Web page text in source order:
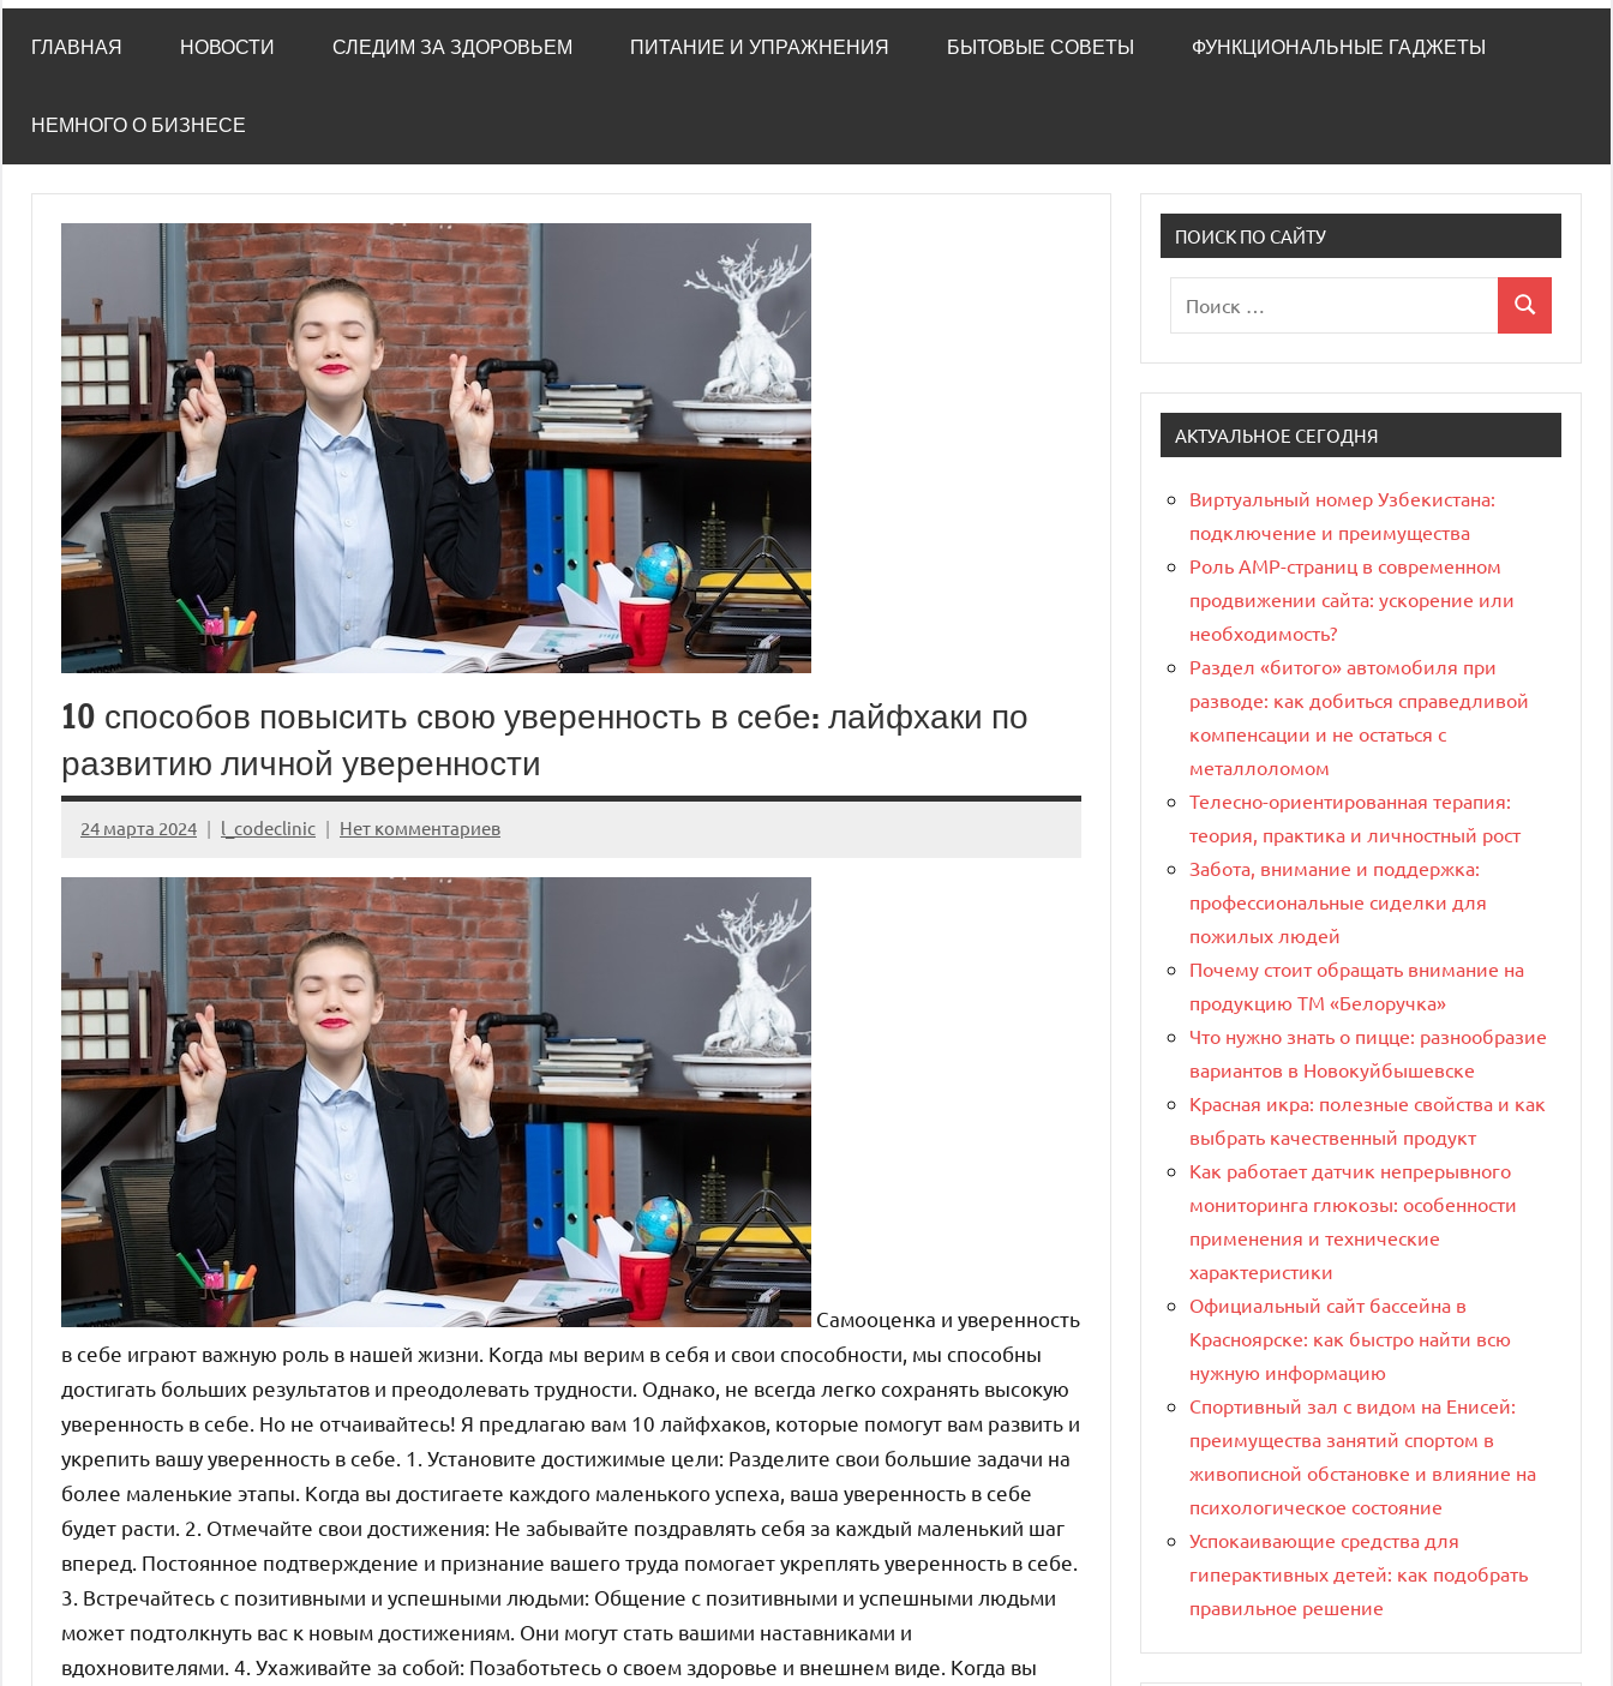
ГЛАВНАЯ НОВОСТИ СЛЕДИМ ЗА ЗДОРОВЬЕМ ПИТАНИЕ И УПРАЖНЕНИЯ БЫТОВЫЕ СОВЕТЫ ФУНКЦИОНАЛЬНЫЕ ГАДЖЕТЫ
НЕМНОГО О БИЗНЕСЕ
10 способов повысить свою уверенность в себе: лайфхаки по
развитию личной уверенности
24 марта 2024 l_codeclinic Нет комментариев
Самооценка и уверенность
в себе играют важную роль в нашей жизни. Когда мы верим в себя и свои способности, мы способны
достигать больших результатов и преодолевать трудности. Однако, не всегда легко сохранять высокую
уверенность в себе. Но не отчаивайтесь! Я предлагаю вам 10 лайфхаков, которые помогут вам развить и
укрепить вашу уверенность в себе. 1. Установите достижимые цели: Разделите свои большие задачи на
более маленькие этапы. Когда вы достигаете каждого маленького успеха, ваша уверенность в себе
будет расти. 2. Отмечайте свои достижения: Не забывайте поздравлять себя за каждый маленький шаг
вперед. Постоянное подтверждение и признание вашего труда помогает укреплять уверенность в себе.
3. Встречайтесь с позитивными и успешными людьми: Общение с позитивными и успешными людьми
может подтолкнуть вас к новым достижениям. Они могут стать вашими наставниками и
вдохновителями. 4. Ухаживайте за собой: Позаботьтесь о своем здоровье и внешнем виде. Когда вы
ПОИСК ПО САЙТУ
для:
Поиск
АКТУАЛЬНОЕ СЕГОДНЯ
Виртуальный номер Узбекистана:
подключение и преимущества
Роль AMP-страниц в современном
продвижении сайта: ускорение или
необходимость?
Раздел «битого» автомобиля при
разводе: как добиться справедливой
компенсации и не остаться с
металлоломом
Телесно-ориентированная терапия:
теория, практика и личностный рост
Забота, внимание и поддержка:
профессиональные сиделки для
пожилых людей
Почему стоит обращать внимание на
продукцию ТМ «Белоручка»
Что нужно знать о пицце: разнообразие
вариантов в Новокуйбышевске
Красная икра: полезные свойства и как
выбрать качественный продукт
Как работает датчик непрерывного
мониторинга глюкозы: особенности
применения и технические
характеристики
Официальный сайт бассейна в
Красноярске: как быстро найти всю
нужную информацию
Спортивный зал с видом на Енисей:
преимущества занятий спортом в
живописной обстановке и влияние на
психологическое состояние
Успокаивающие средства для
гиперактивных детей: как подобрать
правильное решение